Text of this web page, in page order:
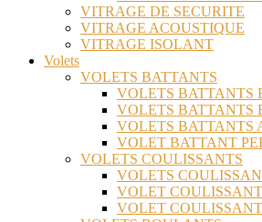
VITRAGE DE SECURITE
VITRAGE ACOUSTIQUE
VITRAGE ISOLANT
Volets
VOLETS BATTANTS
VOLETS BATTANTS
VOLETS BATTANTS
VOLETS BATTANTS
VOLET BATTANT
VOLETS COULISSANTS
VOLETS
VOLET
VOLET